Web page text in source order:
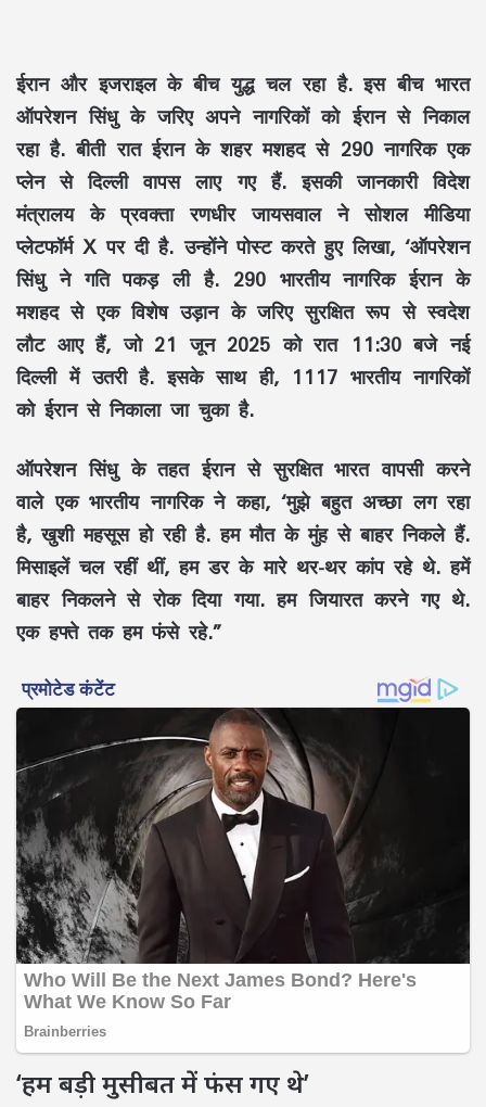
ईरान और इजराइल के बीच युद्ध चल रहा है. इस बीच भारत
ऑपरेशन सिंधु के जरिए अपने नागरिकों को ईरान से निकाल
रहा है. बीती रात ईरान के शहर मशहद से 290 नागरिक एक
प्लेन से दिल्ली वापस लाए गए हैं. इसकी जानकारी विदेश
मंत्रालय के प्रवक्ता रणधीर जायसवाल ने सोशल मीडिया
प्लेटफॉर्म X पर दी है. उन्होंने पोस्ट करते हुए लिखा, ‘ऑपरेशन
सिंधु ने गति पकड़ ली है. 290 भारतीय नागरिक ईरान के
मशहद से एक विशेष उड़ान के जरिए सुरक्षित रूप से स्वदेश
लौट आए हैं, जो 21 जून 2025 को रात 11:30 बजे नई
दिल्ली में उतरी है. इसके साथ ही, 1117 भारतीय नागरिकों
को ईरान से निकाला जा चुका है.
ऑपरेशन सिंधु के तहत ईरान से सुरक्षित भारत वापसी करने
वाले एक भारतीय नागरिक ने कहा, ‘मुझे बहुत अच्छा लग रहा
है, खुशी महसूस हो रही है. हम मौत के मुंह से बाहर निकले हैं.
मिसाइलें चल रहीं थीं, हम डर के मारे थर-थर कांप रहे थे. हमें
बाहर निकलने से रोक दिया गया. हम जियारत करने गए थे.
एक हफ्ते तक हम फंसे रहे.”
‘हम बड़ी मुसीबत में फंस गए थे’